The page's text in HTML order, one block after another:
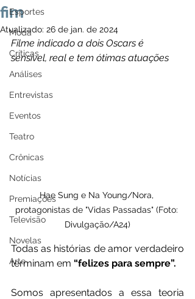
Esportes
Moda
Críticas
Análises
Entrevistas
Eventos
Teatro
Crônicas
Notícias
Premiações
Televisão
Novelas
Arte
fim
Atualizado: 26 de jan. de 2024
Filme indicado a dois Oscars é
sensível, real e tem ótimas atuações
Hae Sung e Na Young/Nora,
protagonistas de "Vidas Passadas" (Foto:
Divulgação/A24)
Todas as histórias de amor verdadeiro
terminam em “felizes para sempre”.
Somos apresentados a essa teoria